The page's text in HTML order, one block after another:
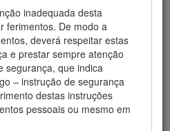
inadequada desta
ferimentos. De modo a
deverá respeitar estas
e prestar sempre atenção
segurança, que indica
– instrução de segurança
destas instruções
pessoais ou mesmo em